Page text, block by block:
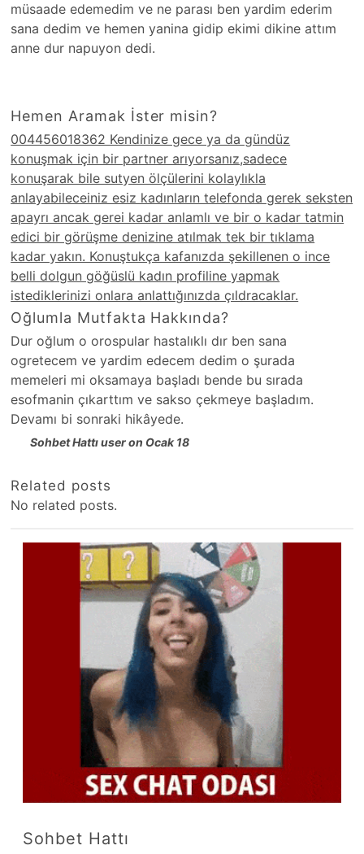
müsaade edemedim ve ne parası ben yardim ederim
sana dedim ve hemen yanina gidip ekimi dikine attım
anne dur napuyon dedi.
Hemen Aramak İster misin?
004456018362 Kendinize gece ya da gündüz
konuşmak için bir partner arıyorsanız,sadece
konuşarak bile sutyen ölçülerini kolaylıkla
anlayabileceiniz esiz kadınların telefonda gerek seksten
apayrı ancak gerei kadar anlamlı ve bir o kadar tatmin
edici bir görüşme denizine atılmak tek bir tıklama
kadar yakın. Konuştukça kafanızda şekillenen o ince
belli dolgun göğüslü kadın profiline yapmak
istediklerinizi onlara anlattığınızda çıldracaklar.
Oğlumla Mutfakta Hakkında?
Dur oğlum o orospular hastalıklı dır ben sana
ogretecem ve yardim edecem dedim o şurada
memeleri mi oksamaya başladı bende bu sırada
esofmanin çıkarttım ve sakso çekmeye başladım.
Devamı bi sonraki hikâyede.
Sohbet Hattı user on Ocak 18
Related posts
No related posts.
Sohbet Hattı